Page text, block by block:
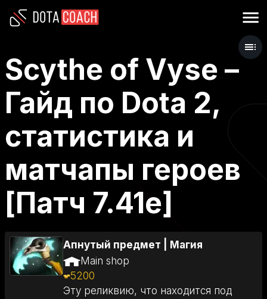
Scythe of Vyse –
Гайд по Dota 2,
статистика и
матчапы героев
[Патч 7.41e]
Апнутый предмет
Магия
Main shop
5200
Эту реликвию, что находится под